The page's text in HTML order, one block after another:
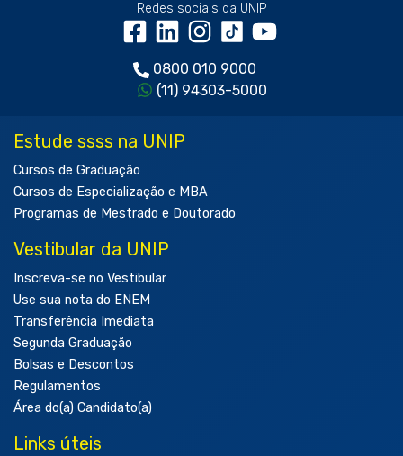
Redes sociais da UNIP
0800 010 9000
(11) 94303-5000
Estude ssss na UNIP
Cursos de Graduação
Cursos de Especialização e MBA
Programas de Mestrado e Doutorado
Vestibular da UNIP
Inscreva-se no Vestibular
Use sua nota do ENEM
Transferência Imediata
Segunda Graduação
Bolsas e Descontos
Regulamentos
Área do(a) Candidato(a)
Links úteis